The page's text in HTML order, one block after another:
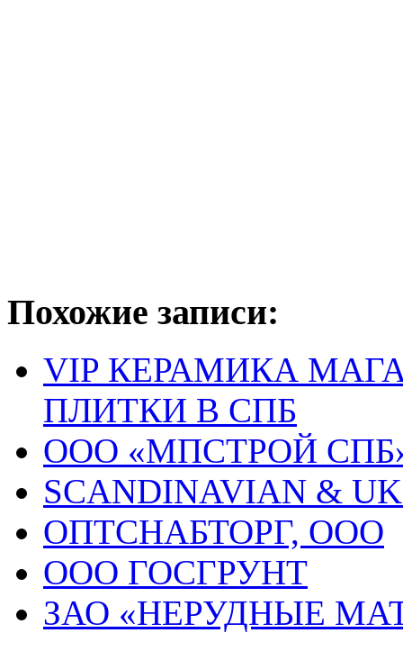
Похожие записи:
VIP КЕРАМИКА
ПЛИТКИ В СПБ
ООО «МПСТРОЙ
SCANDINAVIAN &
ОПТСНАБТОРГ, ООО
ООО ГОСГРУНТ
ЗАО «НЕРУДНЫЕ